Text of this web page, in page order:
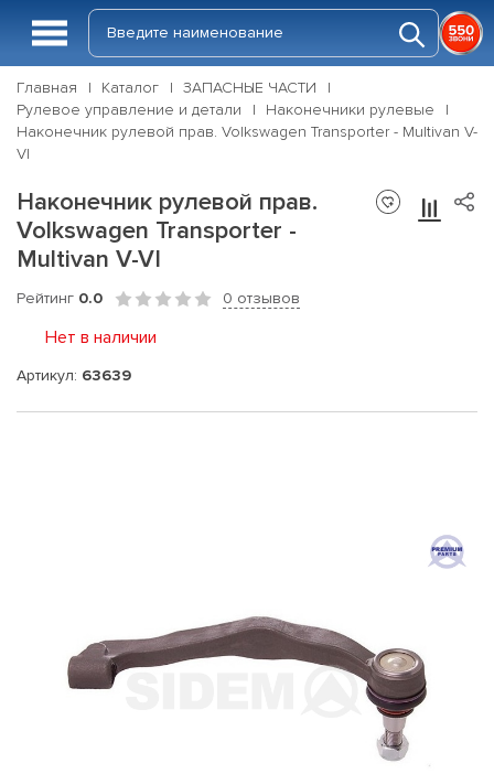
Главная Каталог
ЗАПАСНЫЕ ЧАСТИ
Рулевое управление и детали
Наконечники рулевые
Наконечник рулевой прав. Volkswagen Transporter - Multivan V-
VI
Наконечник рулевой прав.
Volkswagen Transporter -
Multivan V-VI
Рейтинг 0.0 0 отзывов
Нет в наличии
Артикул: 63639